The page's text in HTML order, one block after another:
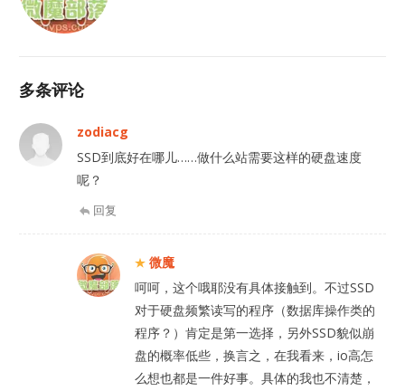
多条评论
zodiacg
SSD到底好在哪儿……做什么站需要这样的硬盘速度
呢？
回复
微魔
呵呵，这个哦耶没有具体接触到。不过SSD
对于硬盘频繁读写的程序（数据库操作类的
程序？）肯定是第一选择，另外SSD貌似崩
盘的概率低些，换言之，在我看来，io高怎
么想也都是一件好事。具体的我也不清楚，